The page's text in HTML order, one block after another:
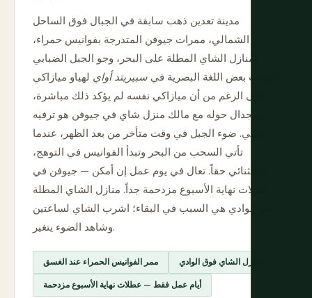
مدينة تعدين ذهب سابقة في الجبال فوق الساحل
الشمالي، ممرات جيوفن المتدرجة بفوانيس حمراء،
ومنازل الشاي المطلة على البحر، وجو الجبل الضبابي
ألهمت بعض اللغة البصرية في سبيريتد أواي لهياو ميازاكي
— على الرغم من أن ميازاكي نفسه لم يؤكد ذلك مباشرة،
والجدال حوله مع مالك منزل شاي في جيوفن هو ترفيه
محلي. ضوء الجبل في وقت متأخر من بعد الظهر، عندما
تأتي السحب من البحر وتبدأ الفوانيس في التوهج،
استثنائي حقاً. تعال في يوم عمل إن أمكن — جيوفن في
عطلات نهاية الأسبوع مزدحمة جداً. منازل الشاي المطلة
على الوادي هي السبب في البقاء؛ اشرب الشاي لساعتين
وشاهد الضوء يتغير.
ممر الفوانيس الحمراء عند الغسق منازل الشاي فوق الوادي
أيام عمل فقط — عطلات نهاية الأسبوع مزدحمة